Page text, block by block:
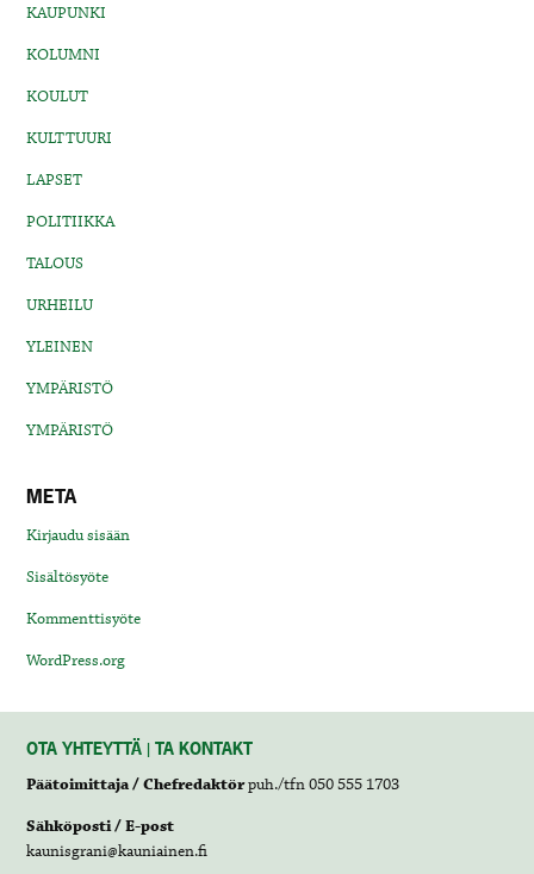
KAUPUNKI
KOLUMNI
KOULUT
KULTTUURI
LAPSET
POLITIIKKA
TALOUS
URHEILU
YLEINEN
YMPÄRISTÖ
YMPÄRISTÖ
META
Kirjaudu sisään
Sisältösyöte
Kommenttisyöte
WordPress.org
OTA YHTEYTTÄ | TA KONTAKT
Päätoimittaja / Chefredaktörpuh./tfn 050 555 1703
Sähköposti / E-post
kaunisgrani@kauniainen.fi